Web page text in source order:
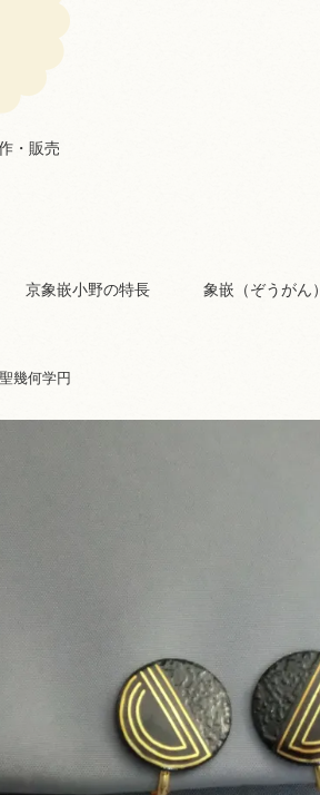
・販売
京象嵌小野の特長 象嵌（ぞうがん
幾何学円